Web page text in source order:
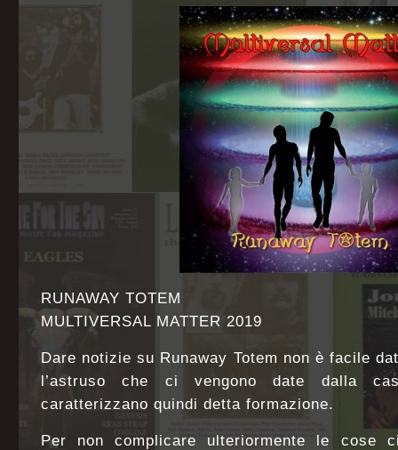
RUNAWAY TOTEM
MULTIVERSAL MATTER 2019
Dare notizie su Runaway Totem non è facile
l’astruso che ci vengono date dalla
caratterizzano quindi detta formazione.
Per non complicare ulteriormente le cose